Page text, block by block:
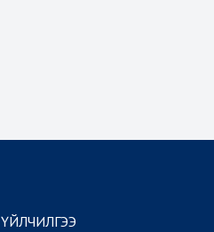
ҮЙЛЧИЛГЭЭ